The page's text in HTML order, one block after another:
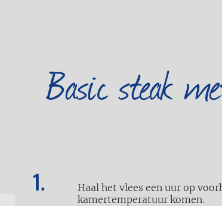
Basic steak
Haal het vlees een uur op
kamertemperatuur komen.